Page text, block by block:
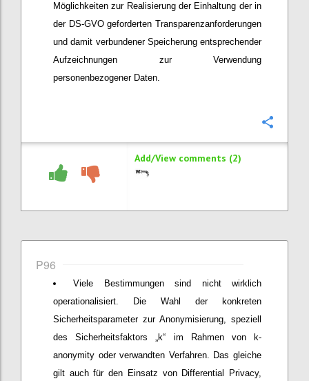
Möglichkeiten zur Realisierung der Einhaltung der in
der DS-GVO geforderten Transparenzanforderungen
und damit verbundener Speicherung entsprechender
Aufzeichnungen zur Verwendung
personenbezogener Daten.
Add/View comments (2)
P96
Viele Bestimmungen sind nicht wirklich
operationalisiert. Die Wahl der konkreten
Sicherheitsparameter zur Anonymisierung, speziell
des Sicherheitsfaktors „k“ im Rahmen von k-
anonymity oder verwandten Verfahren. Das gleiche
gilt auch für den Einsatz von Differential Privacy,